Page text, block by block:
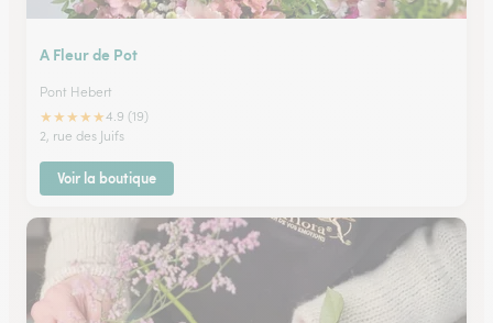
A Fleur de Pot
Pont Hebert
★★★★★4.9 (19)
2, rue des Juifs
Voir la boutique